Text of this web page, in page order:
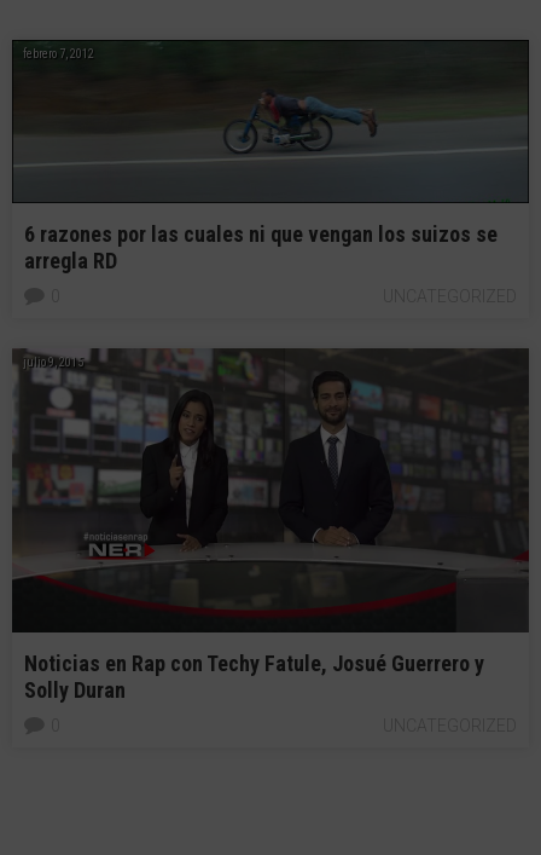
febrero 7, 2012
6 razones por las cuales ni que vengan los suizos se
arregla RD
julio 9, 2015
Noticias en Rap con Techy Fatule, Josué Guerrero y
Solly Duran